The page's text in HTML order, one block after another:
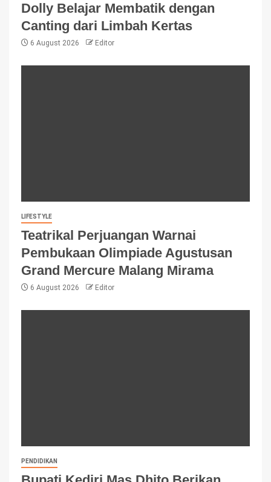
Dolly Belajar Membatik dengan
Canting dari Limbah Kertas
6 August 2026 Editor
LIFESTYLE
Teatrikal Perjuangan Warnai
Pembukaan Olimpiade Agustusan
Grand Mercure Malang Mirama
6 August 2026 Editor
PENDIDIKAN